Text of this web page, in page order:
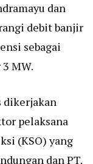
dan
debit banjir
sebagai
MW.
dikerjakan
pelaksana
(KSO) yang
dan PT.